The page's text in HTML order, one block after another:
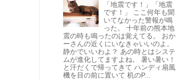
「地震です！」「地震
です！」 ここ何年も聞
いてなかった警報が鳴
った。 十年前の熊本地
震の時も鳴ったのは覚えてる。 おか
ーさんの近くにいなきゃいいのよ。
静かでいいわよ？ あの時とはシステ
ムが進化してますよね。 暑い暑い！
と汗だくで帰ってきて ハンディ扇風
機を目の前に置いて 机のP...